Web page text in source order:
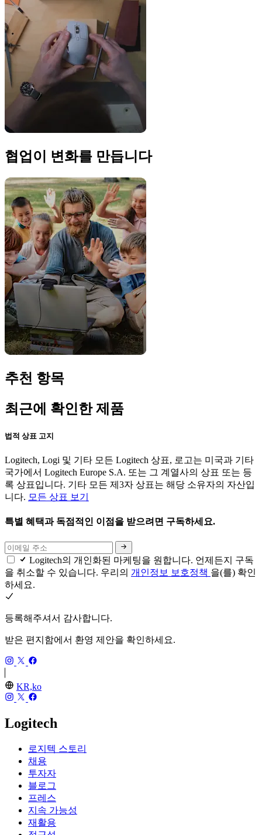
협업이 변화를 만듭니다
추천 항목
최근에 확인한 제품
법적 상표 고지
Logitech, Logi 및 기타 모든 Logitech 상표, 로고는 미국과 기타
국가에서 Logitech Europe S.A. 또는 그 계열사의 상표 또는 등
록 상표입니다. 기타 모든 제3자 상표는 해당 소유자의 자산입
니다. 모든 상표 보기
특별 혜택과 독점적인 이점을 받으려면 구독하세요.
Logitech의 개인화된 마케팅을 원합니다. 언제든지 구독
을 취소할 수 있습니다. 우리의 개인정보 보호정책 을(를) 확인
하세요.
등록해주셔서 감사합니다.
받은 편지함에서 환영 제안을 확인하세요.
KR,ko
Logitech
로지텍 스토리
채용
투자자
블로그
프레스
지속 가능성
재활용